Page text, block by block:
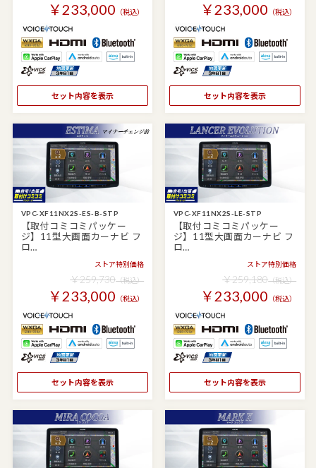
￥233,000 （税込）
セット内容を表示
￥233,000 （税込）
セット内容を表示
VPC-XF11NX2S-ES-B-STP
【取付コミコミパッケー
ジ】11型大画面カーナビ フ
ロ…
ストア特別価格
￥259,730（税込）
￥233,000 （税込）
セット内容を表示
VPC-XF11NX2S-LE-STP
【取付コミコミパッケー
ジ】11型大画面カーナビ フ
ロ…
ストア特別価格
￥259,180（税込）
￥233,000 （税込）
セット内容を表示